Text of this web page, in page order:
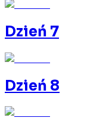
Dzień 7
Dzień 8